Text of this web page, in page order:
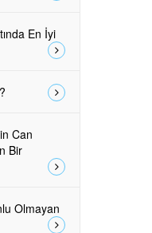
En İyi
Can
Bir
Olmayan